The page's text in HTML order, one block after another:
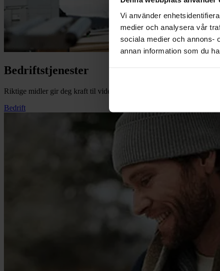
Vi använder
medier och analysera vår
sociala medier och annons-
annan information som du
Bedriftstjenester
Riktige midler gir deg kraft til videre vekst. Få penger på konto.
Bedrift